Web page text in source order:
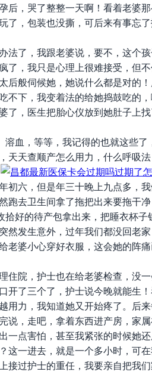
后，哭了整整一天啊！看着老
了，包装也没撕，可后来有事忘
，我跟老婆说，要不，这个
了，我只是心理上很难接受，但
般伺候她，她说什么都是对的
，我变着法的给她捣鼓吃的
了，医生把胎心仪放到她肚子上
，等等，我记得的也就这些了
天查顺产怎么用力，什么呼吸
，但是年三十晚上九点多，我
跑去卫生间拿了拖把出来要拖干
好的待产包拿出来，把睡衣杯
然发生意外，过年我们都没回老
老婆小心穿好衣服，这会她的阵
，护士也在给老婆检查，没
开了三个了，护士说今晚就能
用力，我知道她又开始疼了。后
，走吧，拿着东西进产房，家
点害怕，甚至我紧张的时候她
这一进去，就是一个多小时，可
接过护士的重任，我要亲自把我